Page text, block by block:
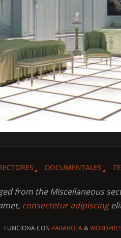
DOCUMENTALES
from the Miscellaneous
consectetur adipiscing
FUNCIONA CON PARABOLA&